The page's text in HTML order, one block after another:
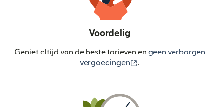
Voordelig
Geniet altijd van de beste tarieven en geen verborgen
vergoedingen
.